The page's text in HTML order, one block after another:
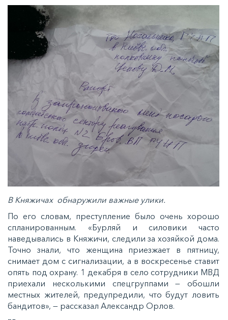
В Княжичах обнаружили важные улики.
По его словам, преступление было очень хорошо
спланированным. «Бурляй и силовики часто
наведывались в Княжичи, следили за хозяйкой дома.
Точно знали, что женщина приезжает в пятницу,
снимает дом с сигнализации, а в воскресенье ставит
опять под охрану. 1 декабря в село сотрудники МВД
приехали несколькими спецгруппами — обошли
местных жителей, предупредили, что будут ловить
бандитов», — рассказал Александр Орлов.